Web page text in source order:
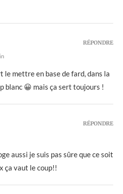
le mettre en base de fard, dans la
blanc 😀 mais ça sert toujours !
RÉPONDRE
aussi je suis pas sûre que ce soit
ça vaut le coup!!
RÉPONDRE